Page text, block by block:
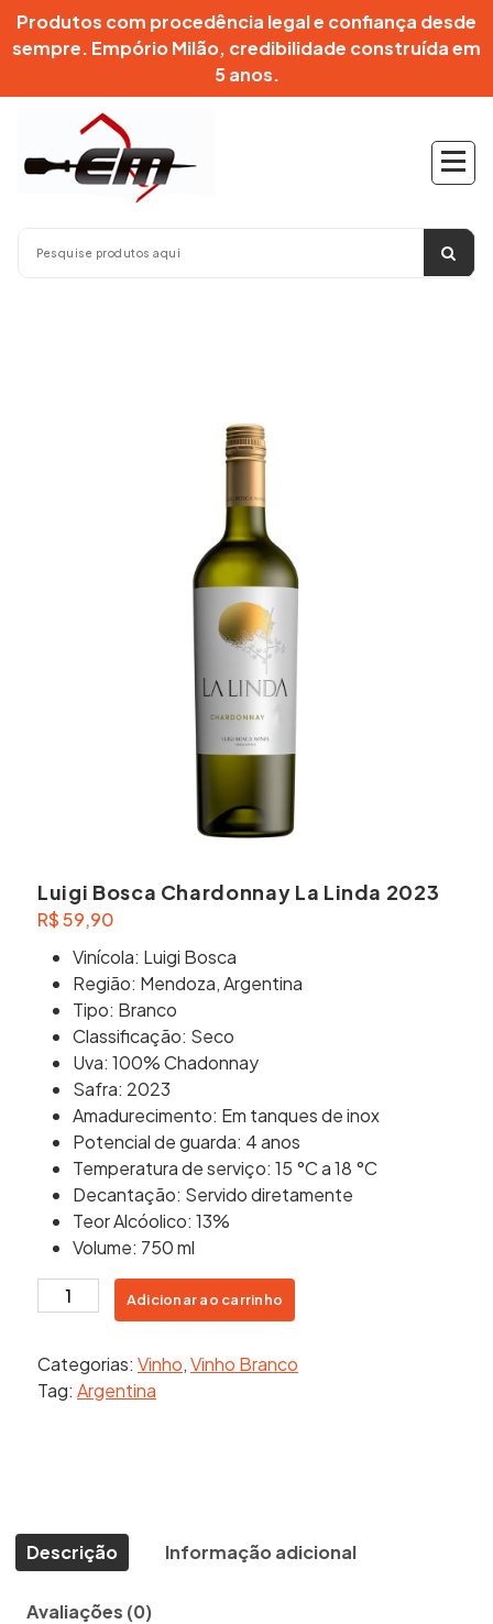
PularProdutos com procedência legal e confiança desde
sempre. Empório Milão, credibilidade construída em
5 anos.
Luigi Bosca Chardonnay La Linda 2023
R$59,90
Vinícola: Luigi Bosca
Região: Mendoza, Argentina
Tipo: Branco
Classificação: Seco
Uva: 100% Chadonnay
Safra: 2023
Amadurecimento: Em tanques de inox
Potencial de guarda: 4 anos
Temperatura de serviço: 15 °C a 18 °C
Decantação: Servido diretamente
Teor Alcóolico: 13%
Volume: 750 ml
Luigi
Bosca
La
Linda
Adicionar ao carrinho
Categorias: Vinho,Vinho Branco
Tag: Argentina
Descrição Informação adicional
Avaliações (0)